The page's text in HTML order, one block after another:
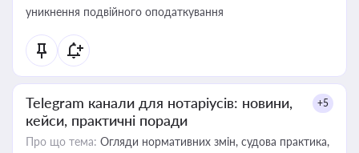
уникнення подвійного оподаткування
Telegram канали для нотаріусів: новини,
кейси, практичні поради
+5
Про що тема: Огляди нормативних змін, судова практика,